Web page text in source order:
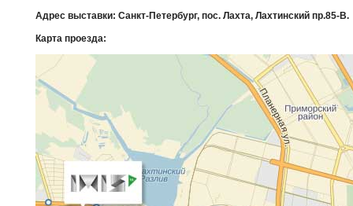
Адрес выставки: Санкт-Петербург, пос. Лахта, Лахтинский пр.85-В.
Карта проезда: